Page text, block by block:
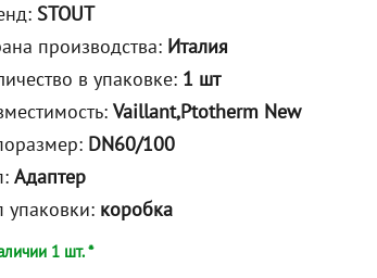
STOUT
производства: Италия
в упаковке: 1 шт
Vaillant,Ptotherm New
DN60/100
Адаптер
упаковки: коробка
1 шт. *